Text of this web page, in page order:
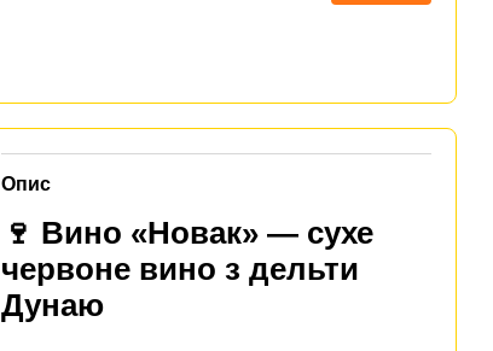
Опис
🍷 Вино «Новак» — сухе
червоне вино з дельти
Дунаю